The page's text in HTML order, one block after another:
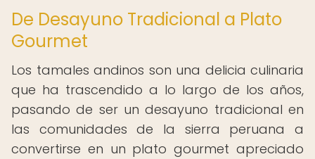
De Desayuno Tradicional a Plato
Gourmet
Los tamales andinos son una delicia culinaria
que ha trascendido a lo largo de los años,
pasando de ser un desayuno tradicional en
las comunidades de la sierra peruana a
convertirse en un plato gourmet apreciado